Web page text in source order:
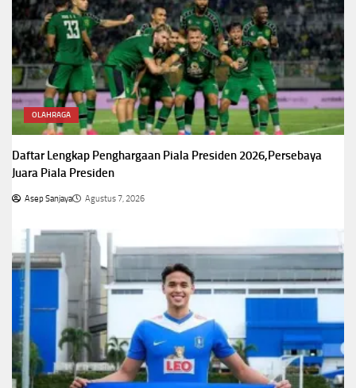
OLAHRAGA
Daftar Lengkap Penghargaan Piala Presiden 2026,Persebaya
Juara Piala Presiden
Asep Sanjaya Agustus 7, 2026